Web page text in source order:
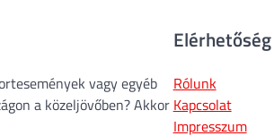
vagy egyéb
a közeljövőben? Akkor
Elérhetőség
Rólunk
Kapcsolat
Impresszum